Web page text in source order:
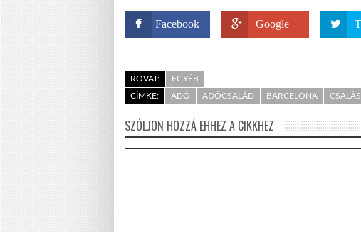
Facebook Google +
ROVAT:
EGYÉB
CÍMKE:
ADÓ ADÓCSALÁD BARCELONA CSALÁS
SZÓLJON HOZZÁ EHHEZ A CIKKHEZ